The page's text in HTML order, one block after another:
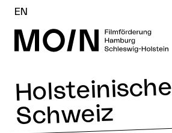
EN
Holsteinische
Schweiz